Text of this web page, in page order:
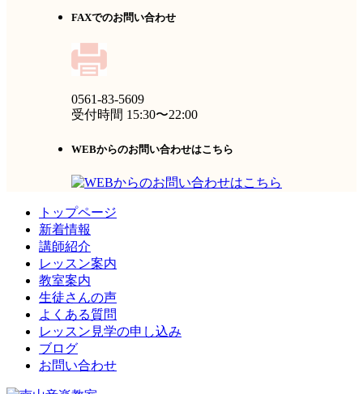
FAXでのお問い合わせ
0561-83-5609
受付時間 15:30〜22:00
WEBからのお問い合わせはこちら
トップページ
新着情報
講師紹介
レッスン案内
教室案内
生徒さんの声
よくある質問
レッスン見学の申し込み
ブログ
お問い合わせ